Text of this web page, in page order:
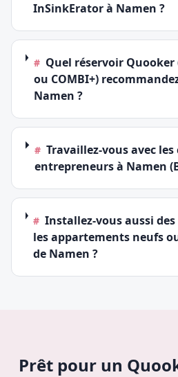
InSinkErator à Namen ?
# Quel réservoir Quooker
ou COMBI+)
Namen ?
# Travaillez-vous avec
entrepreneurs à Namen
# Installez-vous aussi
les appartements neufs
de Namen ?
Prêt pour un